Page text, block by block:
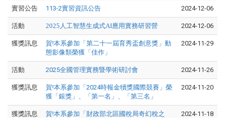
實習公告 113-2實習資訊公告 2024-12-06
活動 2025人工智慧生成式AI應用實務研習營 2024-12-06
獲獎訊息
賀!本系參加「第二十一屆育秀盃創意獎」動
態影像類榮獲「佳作」
2024-11-29
活動 2025全國管理實務暨學術研討會 2024-11-26
獲獎訊息
賀!本系參加「2024時報金犢獎國際競賽」榮
獲「銀獎」、「第一名」、「第三名」
2024-11-20
獲獎訊息
賀!本系參加「財政部北區國稅局奇幻稅之
2024-11-18